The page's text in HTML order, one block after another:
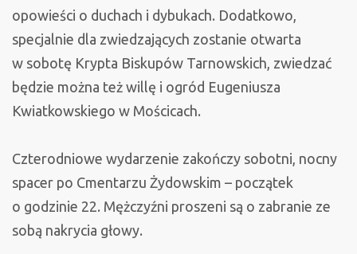
opowieści o duchach i dybukach. Dodatkowo,
specjalnie dla zwiedzających zostanie otwarta
w sobotę Krypta Biskupów Tarnowskich, zwiedzać
będzie można też willę i ogród Eugeniusza
Kwiatkowskiego w Mościcach.
Czterodniowe wydarzenie zakończy sobotni, nocny
spacer po Cmentarzu Żydowskim – początek
o godzinie 22. Mężczyźni proszeni są o zabranie ze
sobą nakrycia głowy.